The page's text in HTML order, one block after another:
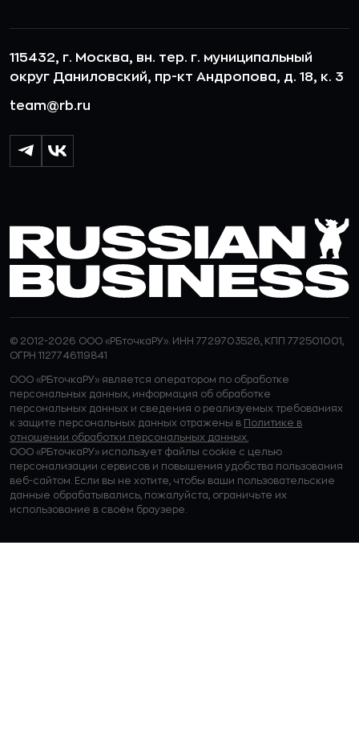
115432, г. Москва, вн. тер. г. муниципальный
округ Даниловский, пр-кт Андропова, д. 18, к. 3
team@rb.ru
© 2012-2026 ООО «РБточкаРУ». ИНН 7729703526, КПП 772501001,
ОГРН 1127746119841
ООО «РБточкаРУ» является оператором по обработке
персональных данных, информация об обработке
персональных данных и сведения о реализуемых требованиях
к защите персональных данных отражены в Политике в
отношении обработки персональных данных.
ООО «РБточкаРУ» использует файлы cookie с целью
персонализации сервисов и повышения удобства пользования
веб-сайтом. Если вы не хотите, чтобы ваши пользовательские
данные обрабатывались, пожалуйста, ограничьте их
использование в своём браузере.